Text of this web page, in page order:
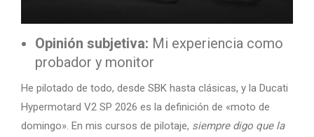
Opinión subjetiva: Mi experiencia como
probador y monitor
He pilotado de todo, desde SBK hasta clásicas, y la Ducati
Hypermotard V2 SP 2026 es la definición de «moto de
domingo». En mis cursos de pilotaje, siempre digo que la